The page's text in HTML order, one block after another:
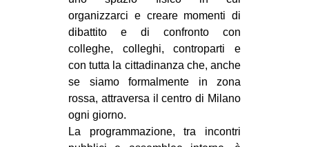
organizzarci e creare momenti di
dibattito e di confronto con
colleghe, colleghi, controparti e
con tutta la cittadinanza che, anche
se siamo formalmente in zona
rossa, attraversa il centro di Milano
ogni giorno.
La programmazione, tra incontri